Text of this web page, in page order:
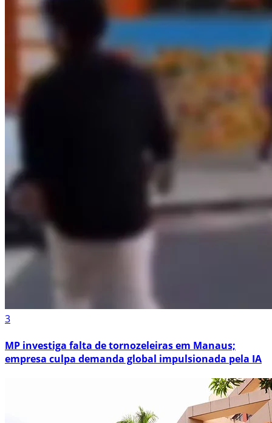
3
MP investiga falta de tornozeleiras em Manaus;
empresa culpa demanda global impulsionada pela IA